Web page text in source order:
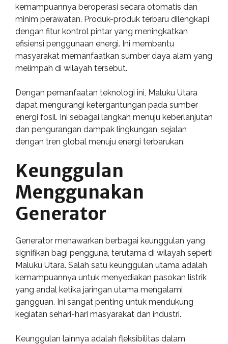
kemampuannya beroperasi secara otomatis dan
minim perawatan. Produk-produk terbaru dilengkapi
dengan fitur kontrol pintar yang meningkatkan
efisiensi penggunaan energi. Ini membantu
masyarakat memanfaatkan sumber daya alam yang
melimpah di wilayah tersebut.
Dengan pemanfaatan teknologi ini, Maluku Utara
dapat mengurangi ketergantungan pada sumber
energi fosil. Ini sebagai langkah menuju keberlanjutan
dan pengurangan dampak lingkungan, sejalan
dengan tren global menuju energi terbarukan.
Keunggulan
Menggunakan
Generator
Generator menawarkan berbagai keunggulan yang
signifikan bagi pengguna, terutama di wilayah seperti
Maluku Utara. Salah satu keunggulan utama adalah
kemampuannya untuk menyediakan pasokan listrik
yang andal ketika jaringan utama mengalami
gangguan. Ini sangat penting untuk mendukung
kegiatan sehari-hari masyarakat dan industri.
Keunggulan lainnya adalah fleksibilitas dalam